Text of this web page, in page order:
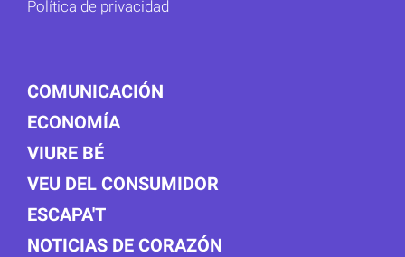
Política de privacidad
COMUNICACIÓN
ECONOMÍA
VIURE BÉ
VEU DEL CONSUMIDOR
ESCAPA'T
NOTICIAS DE CORAZÓN